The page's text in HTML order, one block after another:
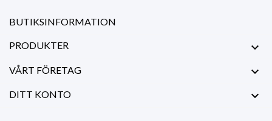
BUTIKSINFORMATION
PRODUKTER 
VÅRT FÖRETAG 
DITT KONTO 